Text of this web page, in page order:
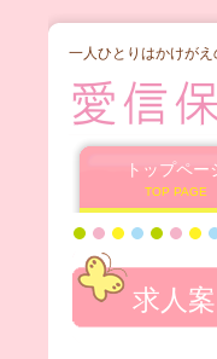
一人ひとりはかけが
求人
トップペー
TOP PAGE